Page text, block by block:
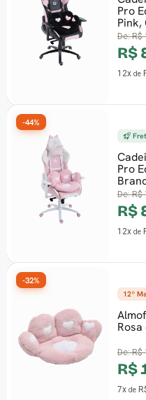
Pro Edition,
Pink, GN-CH-
De: R$ 1.599,99por:
R$ 899,99
R$ 88,23sem
Frete grátis 5º
Cadeira
Pro Edition,
Branco, GN-
De: R$ 1.599,99por:
R$ 899,99
R$ 88,23sem
12º Mais vendido
Almofada
Rosa e
De: R$ 189,99por:
R$ 129,99
R$ 21,85sem